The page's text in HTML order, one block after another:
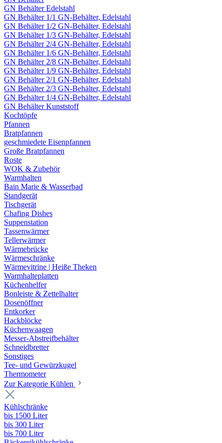
GN Behälter Edelstahl
GN Behälter 1/1 GN-Behälter, Edelstahl
GN Behälter 1/2 GN-Behälter, Edelstahl
GN Behälter 1/3 GN-Behälter, Edelstahl
GN Behälter 2/4 GN-Behälter, Edelstahl
GN Behälter 1/6 GN-Behälter, Edelstahl
GN Behälter 2/8 GN-Behälter, Edelstahl
GN Behälter 1/9 GN-Behälter, Edelstahl
GN Behälter 2/1 GN-Behälter, Edelstahl
GN Behälter 2/3 GN-Behälter, Edelstahl
GN Behälter 1/4 GN-Behälter, Edelstahl
GN Behälter Kunststoff
Kochtöpfe
Pfannen
Bratpfannen
geschmiedete Eisenpfannen
Große Bratpfannen
Roste
WOK & Zubehör
Warmhalten
Bain Marie & Wasserbad
Standgerät
Tischgerät
Chafing Dishes
Suppenstation
Tassenwärmer
Tellerwärmer
Wärmebrücke
Wärmeschränke
Wärmevitrine | Heiße Theken
Warmhalteplatten
Küchenhelfer
Bonleiste & Zettelhalter
Dosenöffner
Entkorker
Hackblöcke
Küchenwaagen
Messer-Abstreifbehälter
Schneidbretter
Sonstiges
Tee- und Gewürzkugel
Thermometer
Zur Kategorie Kühlen
Kühlschränke
bis 1500 Liter
bis 300 Liter
bis 700 Liter